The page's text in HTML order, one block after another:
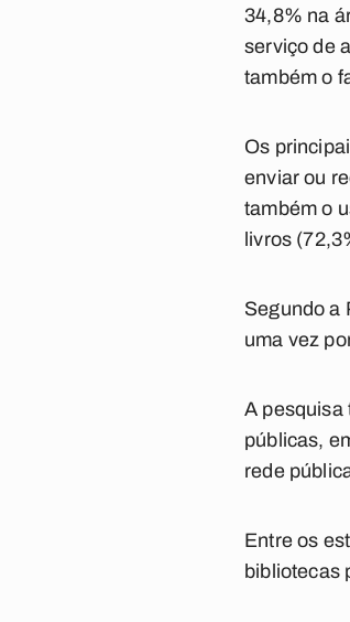
34,8% na
serviço de
também o
Os
enviar ou
também o
livros
Segundo a
uma vez
A pesquisa
públicas,
rede
Entre os
bibliotecas